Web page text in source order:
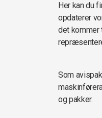
Her kan du
opdaterer
det kommer
Som
og pakker.